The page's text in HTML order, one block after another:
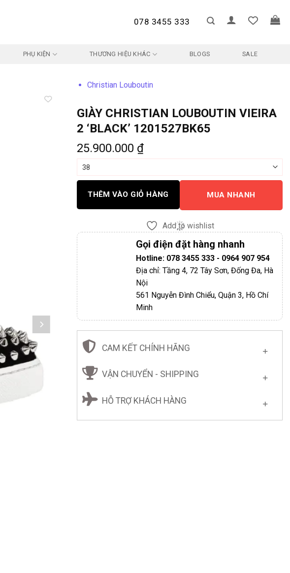
078 3455 333
PHỤ KIỆN THƯƠNG HIỆU KHÁC BLOGS
SALE
Christian Louboutin
GIÀY CHRISTIAN LOUBOUTIN VIEIRA
2 ‘BLACK’ 1201527BK65
25.900.000 ₫
THÊM VÀO GIỎ HÀNG MUA NHANH
Add to wishlist
Gọi điện đặt hàng nhanh
Hotline: 078 3455 333 - 0964 907 954
Địa chỉ: Tầng 4, 72 Tây Sơn, Đống Đa, Hà
Nội
561 Nguyễn Đình Chiểu, Quận 3, Hồ Chí
Minh
CAM KẾT CHÍNH HÃNG
VẬN CHUYỂN - SHIPPING
HỖ TRỢ KHÁCH HÀNG